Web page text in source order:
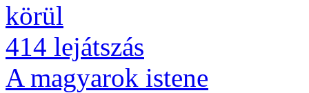
körül
414 lejátszás
A magyarok istene